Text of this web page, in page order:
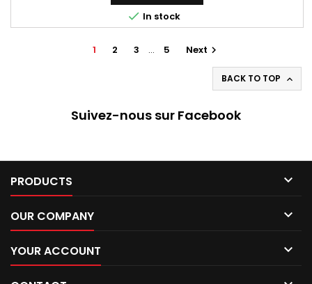
 In stock
1 2 3 … 5 Next 
BACK TO TOP 
Suivez-nous sur Facebook
PRODUCTS 
OUR COMPANY 
YOUR ACCOUNT 